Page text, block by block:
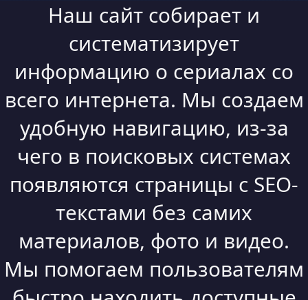
Наш сайт собирает и
систематизирует
информацию о сериалах со
всего интернета. Мы создаем
удобную навигацию, из-за
чего в поисковых системах
появляются страницы с SEO-
текстами без самих
материалов, фото и видео.
Мы помогаем пользователям